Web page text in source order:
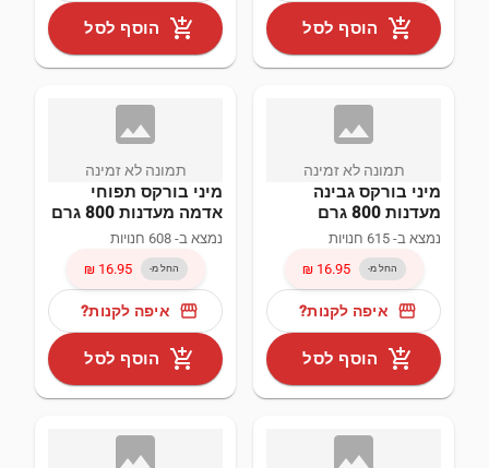
בולגריה (1)
איטליה (1)
טורקיה (1) search
בורקסים (237)
מוצרי אפייה ובישול (204)
חטיפים מלוחים (125)
add_shopping_cart הוסף לסל add_shopping_cart הוסף לסל
תמונה לא זמינה
מיני בורקס גבינה
מעדנות 800 גרם
נמצא ב- 615 חנויות
החל מ- ‏16.95 ‏₪
storefront איפה לקנות?
add_shopping_cart הוסף לסל
תמונה לא זמינה
מיני בורקס תפוחי
אדמה מעדנות 800 גרם
נמצא ב- 608 חנויות
החל מ- ‏16.95 ‏₪
storefront איפה לקנות?
add_shopping_cart הוסף לסל